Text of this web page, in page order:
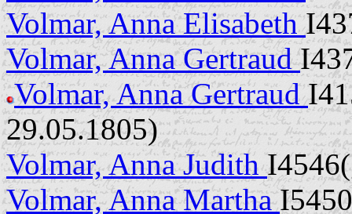
Volmar, Anna Elisabeth
Volmar, Anna Gertraud
Volmar, Anna Gertraud
29.05.1805)
Volmar, Anna Judith
Volmar, Anna Martha